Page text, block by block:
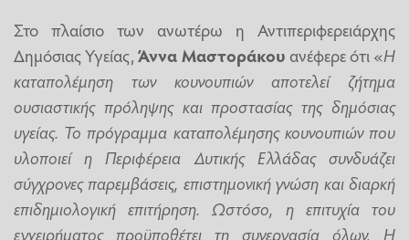
Στο πλαίσιο των ανωτέρω η Αντιπεριφερειάρχης
Δημόσιας Υγείας,Άννα Μαστοράκου ανέφερε ότι «Η
καταπολέμηση των κουνουπιών αποτελεί ζήτημα
ουσιαστικής πρόληψης και προστασίας της δημόσιας
υγείας. Το πρόγραμμα καταπολέμησης κουνουπιών που
υλοποιεί η Περιφέρεια Δυτικής Ελλάδας συνδυάζει
σύγχρονες παρεμβάσεις, επιστημονική γνώση και διαρκή
επιδημιολογική επιτήρηση. Ωστόσο, η επιτυχία του
εγχειρήματος προϋποθέτει τη συνεργασία όλων. Η